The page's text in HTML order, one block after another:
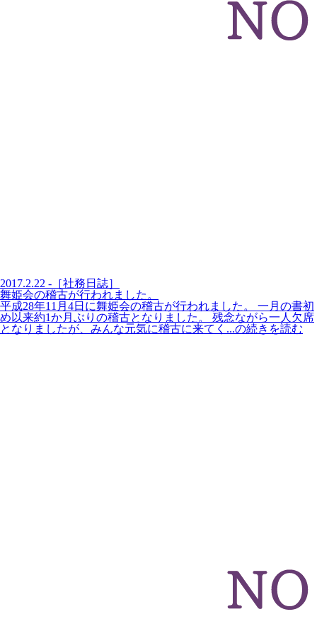
2017.2.22 -［社務日誌］
舞姫会の稽古が行われました。
平成28年11月4日に舞姫会の稽古が行われました。 一月の書初
め以来約1か月ぶりの稽古となりました。 残念ながら一人欠席
となりましたが、みんな元気に稽古に来てく...の続きを読む